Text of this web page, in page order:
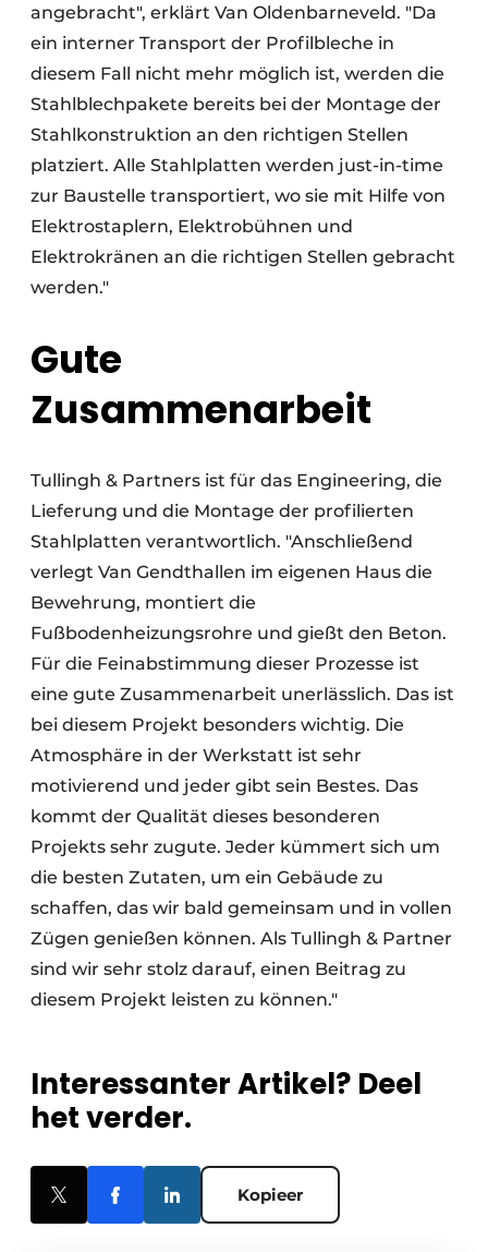
angebracht", erklärt Van Oldenbarneveld. "Da
ein interner Transport der Profilbleche in
diesem Fall nicht mehr möglich ist, werden die
Stahlblechpakete bereits bei der Montage der
Stahlkonstruktion an den richtigen Stellen
platziert. Alle Stahlplatten werden just-in-time
zur Baustelle transportiert, wo sie mit Hilfe von
Elektrostaplern, Elektrobühnen und
Elektrokränen an die richtigen Stellen gebracht
werden."
Gute
Zusammenarbeit
Tullingh & Partners ist für das Engineering, die
Lieferung und die Montage der profilierten
Stahlplatten verantwortlich. "Anschließend
verlegt Van Gendthallen im eigenen Haus die
Bewehrung, montiert die
Fußbodenheizungsrohre und gießt den Beton.
Für die Feinabstimmung dieser Prozesse ist
eine gute Zusammenarbeit unerlässlich. Das ist
bei diesem Projekt besonders wichtig. Die
Atmosphäre in der Werkstatt ist sehr
motivierend und jeder gibt sein Bestes. Das
kommt der Qualität dieses besonderen
Projekts sehr zugute. Jeder kümmert sich um
die besten Zutaten, um ein Gebäude zu
schaffen, das wir bald gemeinsam und in vollen
Zügen genießen können. Als Tullingh & Partner
sind wir sehr stolz darauf, einen Beitrag zu
diesem Projekt leisten zu können."
Interessanter Artikel? Deel
het verder.
Kopieer